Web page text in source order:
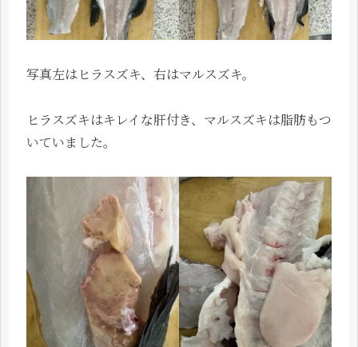
写真左はヒラスズキ、右はマルスズキ。
ヒラスズキはキレイな肝付き、マルスズキは脂肪もつ
いていました。